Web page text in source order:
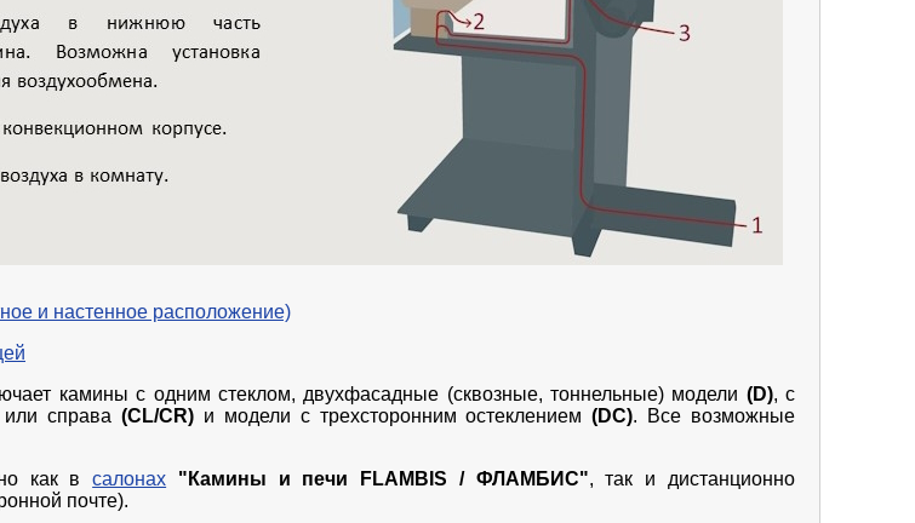
и настенное расположение)
камины с одним стеклом, двухфасадные (сквозные, тоннельные) модели (D), с
или справа(CL/CR) и модели с трехсторонним остеклением(DC). Все возможные
как всалонах "Камины и печи FLAMBIS / ФЛАМБИС", так и дистанционно
почте).